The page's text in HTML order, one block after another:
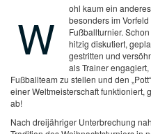
W
ohl kaum ein
besonders im
Fußballturnier.
hitzig diskutiert,
gestritten und
als Trainer
Fußballteam zu stellen und den
einer Weltmeisterschaft funktioniert,
ab!
Nach dreijähriger Unterbrechung